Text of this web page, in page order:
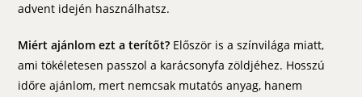
advent idején használhatsz.
Miért ajánlom ezt a terítőt? Először is a színvilága miatt,
ami tökéletesen passzol a karácsonyfa zöldjéhez. Hosszú
időre ajánlom, mert nemcsak mutatós anyag, hanem